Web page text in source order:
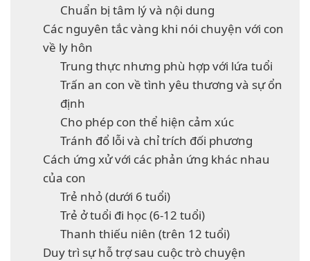
Chuẩn bị tâm lý và nội dung
Các nguyên tắc vàng khi nói chuyện với con
về ly hôn
Trung thực nhưng phù hợp với lứa tuổi
Trấn an con về tình yêu thương và sự ổn
định
Cho phép con thể hiện cảm xúc
Tránh đổ lỗi và chỉ trích đối phương
Cách ứng xử với các phản ứng khác nhau
của con
Trẻ nhỏ (dưới 6 tuổi)
Trẻ ở tuổi đi học (6-12 tuổi)
Thanh thiếu niên (trên 12 tuổi)
Duy trì sự hỗ trợ sau cuộc trò chuyện